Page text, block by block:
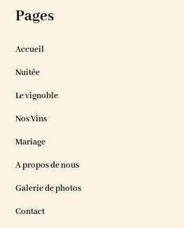
Pages
Accueil
Nuitée
Le vignoble
Nos Vins
Mariage
A propos de nous
Galerie de photos
Contact